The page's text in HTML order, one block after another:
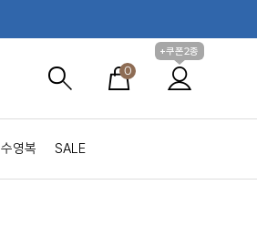
0
+쿠폰2종
수영복 SALE